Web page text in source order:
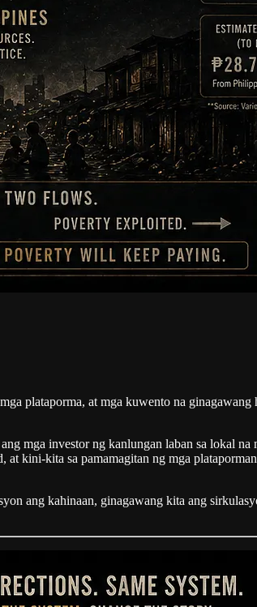
plataporma, at mga kuwento na ginagawang
mga investor ng kanlungan laban sa lokal
kini-kita sa pamamagitan ng mga
ang kahinaan, ginagawang kita ang